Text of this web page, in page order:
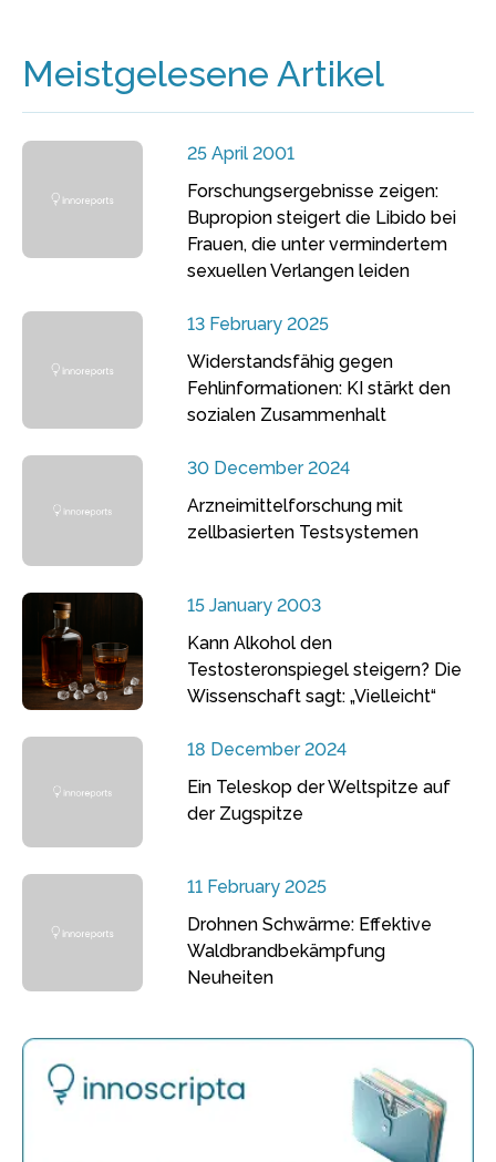
Meistgelesene Artikel
25 April 2001
Forschungsergebnisse zeigen:
Bupropion steigert die Libido bei
Frauen, die unter vermindertem
sexuellen Verlangen leiden
13 February 2025
Widerstandsfähig gegen
Fehlinformationen: KI stärkt den
sozialen Zusammenhalt
30 December 2024
Arzneimittelforschung mit
zellbasierten Testsystemen
15 January 2003
Kann Alkohol den
Testosteronspiegel steigern? Die
Wissenschaft sagt: „Vielleicht“
18 December 2024
Ein Teleskop der Weltspitze auf
der Zugspitze
11 February 2025
Drohnen Schwärme: Effektive
Waldbrandbekämpfung
Neuheiten